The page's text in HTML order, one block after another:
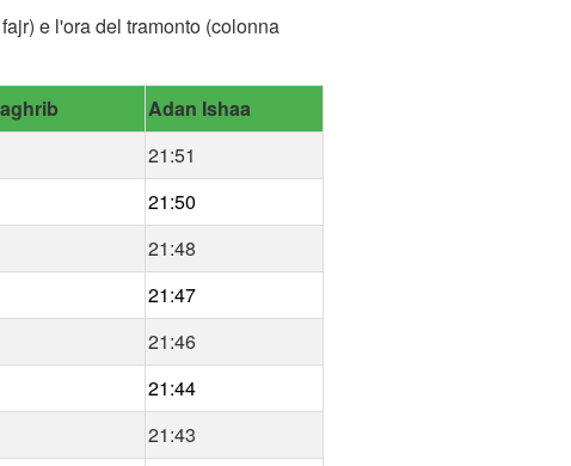
e l'ora del tramonto (colonna
Adan Ishaa
21:51
21:50
21:48
21:47
21:46
21:44
21:43